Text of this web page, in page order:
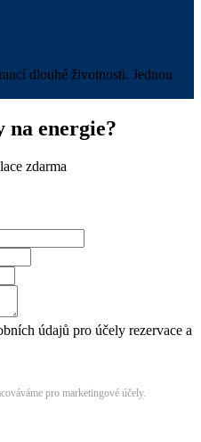
dlouhé životnosti. Jednou
na energie?
zdarma
údajů pro účely rezervace a
pro marketingové účely.